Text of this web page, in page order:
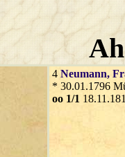
4 Neumann,
* 30.01.1796
oo 1/1